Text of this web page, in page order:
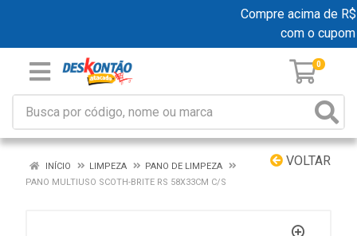
Compre acima de
com o cupom
0
VOLTAR
INÍCIO LIMPEZA
PANO DE LIMPEZA
PANO MULTIUSO SCOTH-BRITE RS 58X33CM C/S